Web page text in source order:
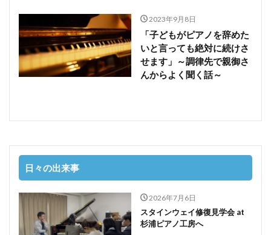
2023年9月8日
「子どもがピアノを辞めた
いと言っても絶対に続けさ
せます」～調律先で親御さ
んからよく聞く話～
日々の出来事
2026年7月6日
スタインウェイ修復見学会 at
杉浦ピアノ工房へ